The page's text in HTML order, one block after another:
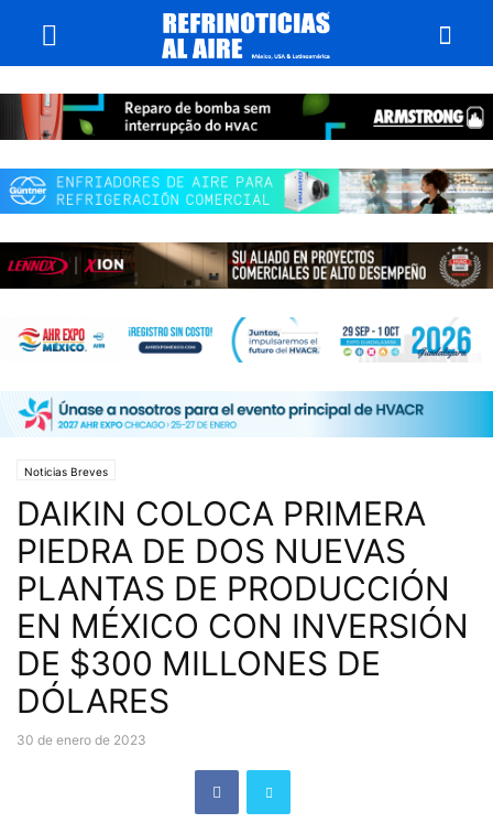
Noticias Breves
DAIKIN COLOCA PRIMERA
PIEDRA DE DOS NUEVAS
PLANTAS DE PRODUCCIÓN
EN MÉXICO CON INVERSIÓN
DE $300 MILLONES DE
DÓLARES
30 de enero de 2023